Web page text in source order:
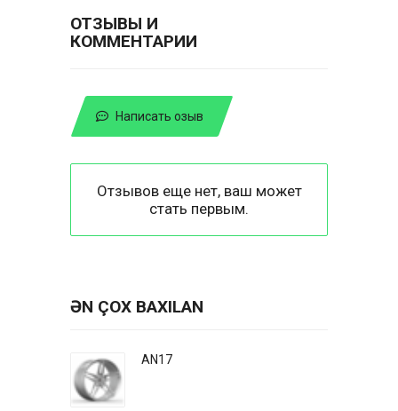
ОТЗЫВЫ И
КОММЕНТАРИИ
Написать озыв
Отзывов еще нет, ваш может
стать первым.
ƏN ÇOX BAXILAN
AN17